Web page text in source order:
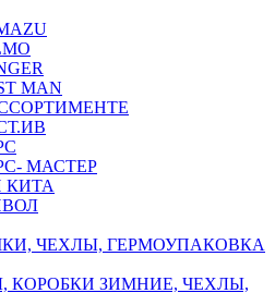
MAN
МАСТЕР
КИТА
ЧЕХЛЫ, ГЕРМОУПАКОВКА
ЗИМНИЕ, ЧЕХЛЫ,